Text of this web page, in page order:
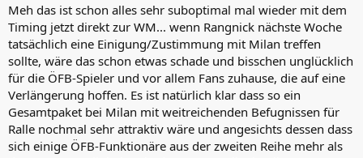
:
Meh das ist schon alles sehr suboptimal mal wieder mit dem
Timing jetzt direkt zur WM... wenn Rangnick nächste Woche
tatsächlich eine Einigung/Zustimmung mit Milan treffen
sollte, wäre das schon etwas schade und bisschen unglücklich
für die ÖFB-Spieler und vor allem Fans zuhause, die auf eine
Verlängerung hoffen. Es ist natürlich klar dass so ein
Gesamtpaket bei Milan mit weitreichenden Befugnissen für
Ralle nochmal sehr attraktiv wäre und angesichts dessen dass
sich einige ÖFB-Funktionäre aus der zweiten Reihe mehr als